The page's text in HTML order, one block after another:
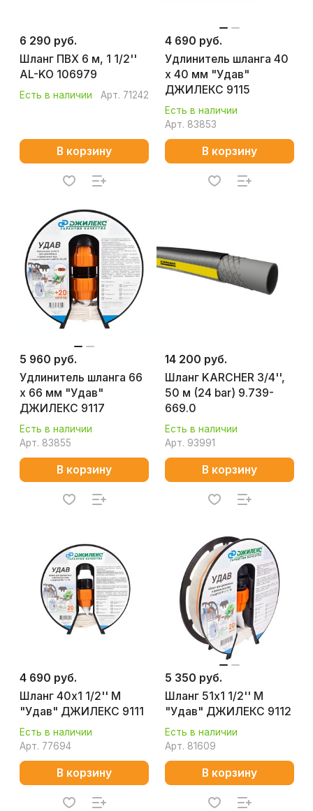
6 290 руб.
Шланг ПВХ 6 м, 1 1/2''
AL-KO 106979
Есть в наличии Арт. 71242
В корзину
4 690 руб.
Удлинитель шланга 40
х 40 мм "Удав"
ДЖИЛЕКС 9115
Есть в наличии
Арт. 83853
В корзину
5 960 руб.
Удлинитель шланга 66
х 66 мм "Удав"
ДЖИЛЕКС 9117
Есть в наличии
Арт. 83855
В корзину
14 200 руб.
Шланг KARCHER 3/4'',
50 м (24 bar) 9.739-
669.0
Есть в наличии
Арт. 93991
В корзину
4 690 руб.
Шланг 40х1 1/2'' М
"Удав" ДЖИЛЕКС 9111
Есть в наличии
Арт. 77694
В корзину
5 350 руб.
Шланг 51х1 1/2'' М
"Удав" ДЖИЛЕКС 9112
Есть в наличии
Арт. 81609
В корзину